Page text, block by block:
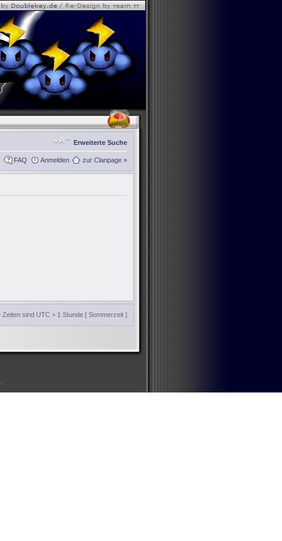
Erweiterte Suche
FAQ Anmelden zur Clanpage »
Zeiten sind UTC + 1 Stunde [ Sommerzeit ]